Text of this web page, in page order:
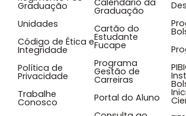
Graduação
Unidades
Código de Ética e
Integridade
Política de
Privacidade
Trabalhe
Conosco
Calendário da
Graduação
Cartão do
Estudante
Fucape
Programa
Gestão de
Carreiras
Portal do Aluno